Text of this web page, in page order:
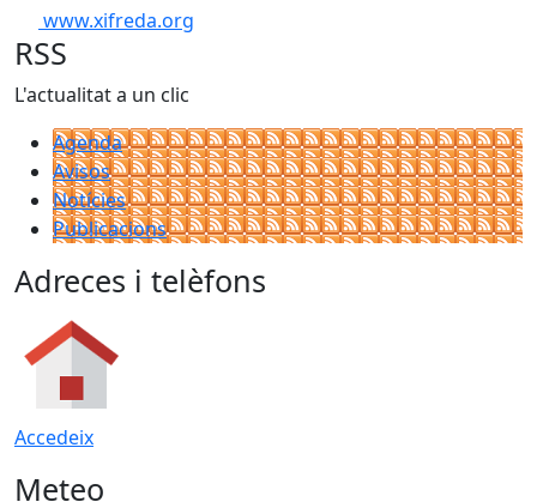
www.xifreda.org
RSS
L'actualitat a un clic
Agenda
Avisos
Notícies
Publicacions
Adreces i telèfons
Accedeix
Meteo